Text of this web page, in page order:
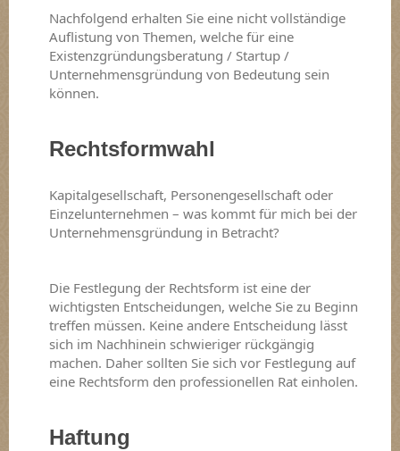
Nachfolgend erhalten Sie eine nicht vollständige
Auflistung von Themen, welche für eine
Existenzgründungsberatung / Startup /
Unternehmensgründung von Bedeutung sein
können.
Rechtsformwahl
Kapitalgesellschaft, Personengesellschaft oder
Einzelunternehmen – was kommt für mich bei der
Unternehmensgründung in Betracht?
Die Festlegung der Rechtsform ist eine der
wichtigsten Entscheidungen, welche Sie zu Beginn
treffen müssen. Keine andere Entscheidung lässt
sich im Nachhinein schwieriger rückgängig
machen. Daher sollten Sie sich vor Festlegung auf
eine Rechtsform den professionellen Rat einholen.
Haftung